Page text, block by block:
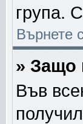
група.
Върнете
» Защо
Във